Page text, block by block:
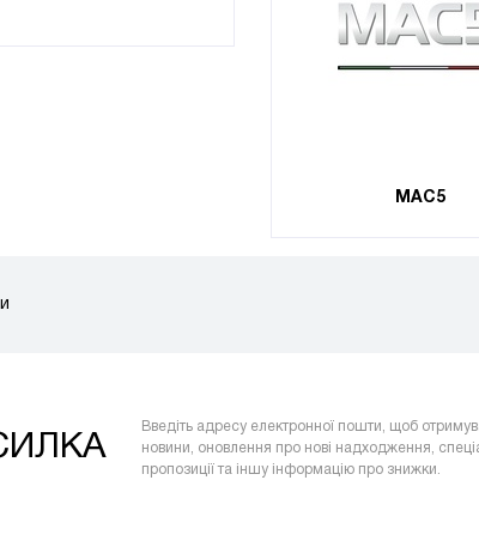
MAC5
Введіть адресу електронної пошти, щоб
новини, оновлення про нові надходження,
пропозиції та іншу інформацію про знижки.